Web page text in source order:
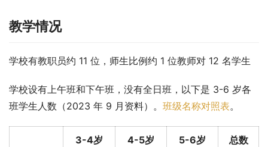
教学情况
学校有教职员约 11 位，师生比例约 1 位教师对 12 名学生
学校设有上午班和下午班，没有全日班，以下是 3-6 岁各
班学生人数（2023 年 9 月资料）。 班级名称对照表。
3-4岁 4-5岁 5-6岁 总数